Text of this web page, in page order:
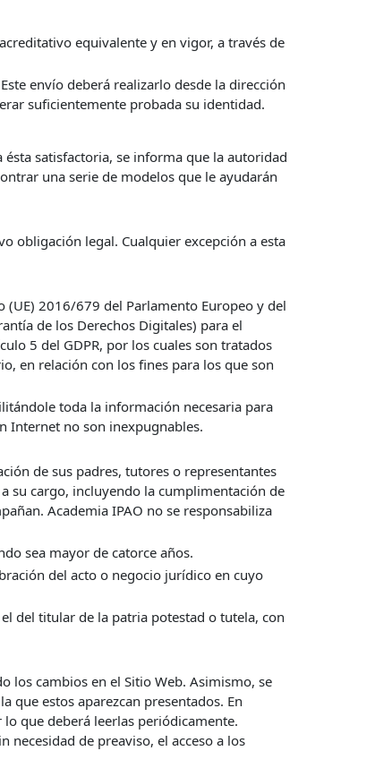
equivalente y en vigor, a través de
envío deberá realizarlo desde la dirección
suficientemente probada su identidad.
satisfactoria, se informa que la autoridad
una serie de modelos que le ayudarán
obligación legal. Cualquier excepción a esta
(UE) 2016/679 del Parlamento Europeo y del
de los Derechos Digitales) para el
5 del GDPR, por los cuales son tratados
en relación con los fines para los que son
toda la información necesaria para
Internet no son inexpugnables.
de sus padres, tutores o representantes
su cargo, incluyendo la cumplimentación de
Academia IPAO no se responsabiliza
sea mayor de catorce años.
del acto o negocio jurídico en cuyo
del titular de la patria potestad o tutela, con
los cambios en el Sitio Web. Asimismo, se
que estos aparezcan presentados. En
que deberá leerlas periódicamente.
de preaviso, el acceso a los